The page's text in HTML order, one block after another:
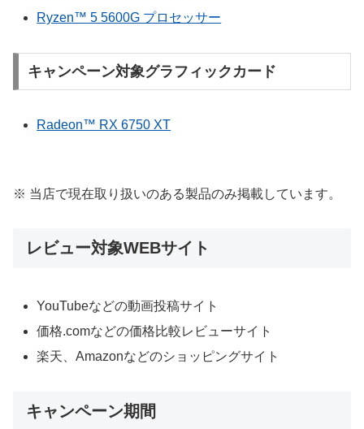
Ryzen™ 5 5600G プロセッサー
キャンペーン対象グラフィックカード
Radeon™ RX 6750 XT
※ 当店で現在取り扱いのある製品のみ掲載しています。
レビュー対象WEBサイト
YouTubeなどの動画投稿サイト
価格.comなどの価格比較レビューサイト
楽天、Amazonなどのショッピングサイト
キャンペーン期間